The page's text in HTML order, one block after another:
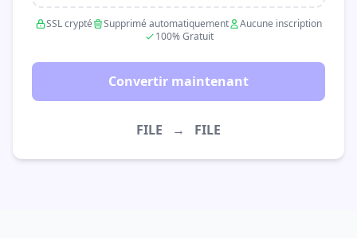
SSL crypté Supprimé automatiquement
Aucune inscription
100% Gratuit
Convertir maintenant
FILE → FILE